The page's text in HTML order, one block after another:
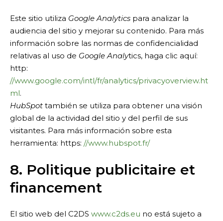
Este sitio utiliza Google Analytics para analizar la
audiencia del sitio y mejorar su contenido. Para más
información sobre las normas de confidencialidad
relativas al uso de Google Analytics, haga clic aquí:
http:
//www.google.com/intl/fr/analytics/privacyoverview.ht
ml.
HubSpot también se utiliza para obtener una visión
global de la actividad del sitio y del perfil de sus
visitantes. Para más información sobre esta
herramienta: https: //www.hubspot.fr/
8. Politique publicitaire et
financement
El sitio web del C2DS www.c2ds.eu no está sujeto a